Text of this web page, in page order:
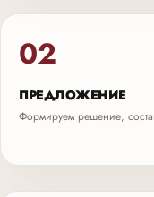
02
ПРЕДЛОЖЕНИЕ
Формируем решение,